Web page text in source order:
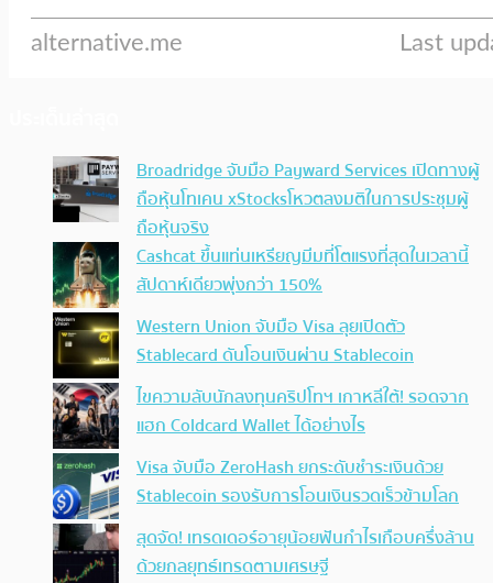
Broadridge จับมือ Payward Services เปิดทางผู้
ถือหุ้นโทเคน xStocksโหวตลงมติในการประชุมผู้
ถือหุ้นจริง
Cashcat ขึ้นแท่นเหรียญมีมที่โตแรงที่สุดในเวลานี้
สัปดาห์เดียวพุ่งกว่า 150%
Western Union จับมือ Visa ลุยเปิดตัว
Stablecard ดันโอนเงินผ่าน Stablecoin
ไขความลับนักลงทุนคริปโทฯ เกาหลีใต้! รอดจาก
แฮก Coldcard Wallet ได้อย่างไร
Visa จับมือ ZeroHash ยกระดับชำระเงินด้วย
Stablecoin รองรับการโอนเงินรวดเร็วข้ามโลก
สุดจัด! เทรดเดอร์อายุน้อยฟันกำไรเกือบครึ่งล้าน
ด้วยกลยุทธ์เทรดตามเศรษฐี